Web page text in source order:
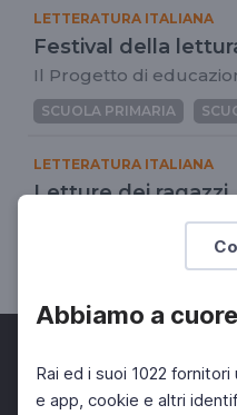
Abbiamo a
Rai ed i suoi 1022
e app, cookie e altri
LETTERATURA ITALIANA
Festival della
Il Progetto di
SCUOLA PRIMARIA
LETTERATURA ITALIANA
Letture dei ragazzi
Festival della lettura